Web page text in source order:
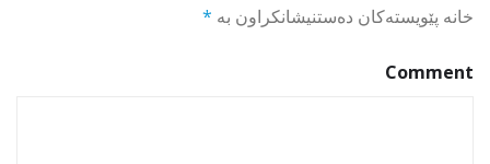
خانە پێویستەکان دەستنیشانکراون بە *
Comment